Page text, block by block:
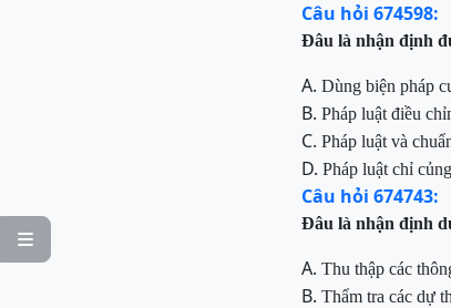

Câu hỏi 674598:
Đâu là nhận định
A. Dùng biện pháp
B. Pháp luật điều
C. Pháp luật và
D. Pháp luật chỉ
Câu hỏi 674743:
Đâu là nhận định
A. Thu thập các
B. Thẩm tra các dự